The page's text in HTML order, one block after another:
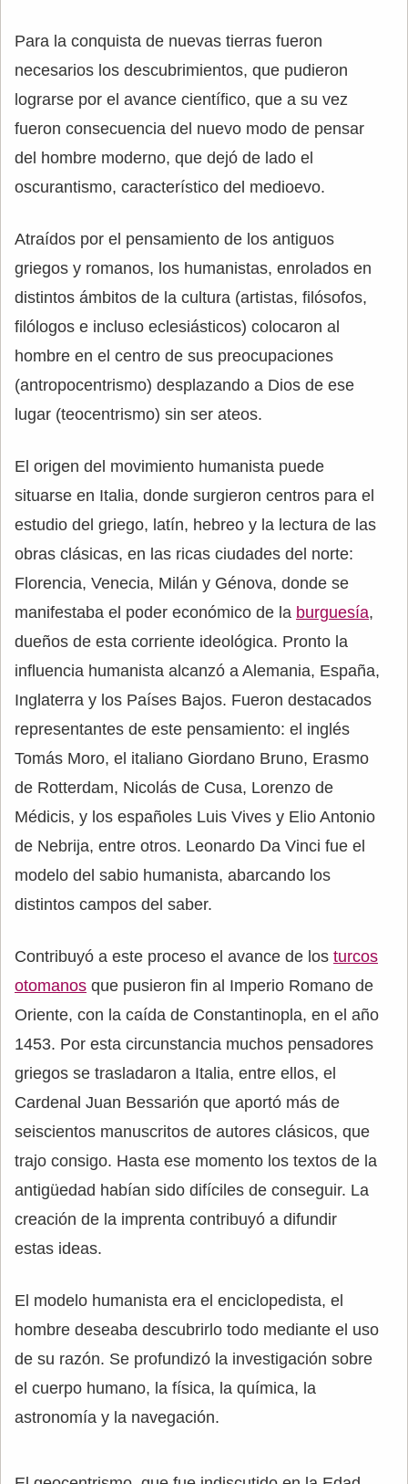
Para la conquista de nuevas tierras fueron
necesarios los descubrimientos, que pudieron
lograrse por el avance científico, que a su vez
fueron consecuencia del nuevo modo de pensar
del hombre moderno, que dejó de lado el
oscurantismo, característico del medioevo.
Atraídos por el pensamiento de los antiguos
griegos y romanos, los humanistas, enrolados en
distintos ámbitos de la cultura (artistas, filósofos,
filólogos e incluso eclesiásticos) colocaron al
hombre en el centro de sus preocupaciones
(antropocentrismo) desplazando a Dios de ese
lugar (teocentrismo) sin ser ateos.
El origen del movimiento humanista puede
situarse en Italia, donde surgieron centros para el
estudio del griego, latín, hebreo y la lectura de las
obras clásicas, en las ricas ciudades del norte:
Florencia, Venecia, Milán y Génova, donde se
manifestaba el poder económico de la burguesía,
dueños de esta corriente ideológica. Pronto la
influencia humanista alcanzó a Alemania, España,
Inglaterra y los Países Bajos. Fueron destacados
representantes de este pensamiento: el inglés
Tomás Moro, el italiano Giordano Bruno, Erasmo
de Rotterdam, Nicolás de Cusa, Lorenzo de
Médicis, y los españoles Luis Vives y Elio Antonio
de Nebrija, entre otros. Leonardo Da Vinci fue el
modelo del sabio humanista, abarcando los
distintos campos del saber.
Contribuyó a este proceso el avance de los turcos
otomanos que pusieron fin al Imperio Romano de
Oriente, con la caída de Constantinopla, en el año
1453. Por esta circunstancia muchos pensadores
griegos se trasladaron a Italia, entre ellos, el
Cardenal Juan Bessarión que aportó más de
seiscientos manuscritos de autores clásicos, que
trajo consigo. Hasta ese momento los textos de la
antigüedad habían sido difíciles de conseguir. La
creación de la imprenta contribuyó a difundir
estas ideas.
El modelo humanista era el enciclopedista, el
hombre deseaba descubrirlo todo mediante el uso
de su razón. Se profundizó la investigación sobre
el cuerpo humano, la física, la química, la
astronomía y la navegación.